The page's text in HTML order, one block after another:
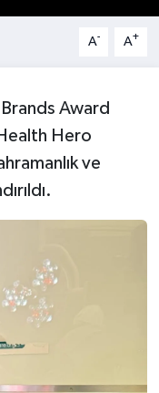
A- A+
Award
Hero
ve